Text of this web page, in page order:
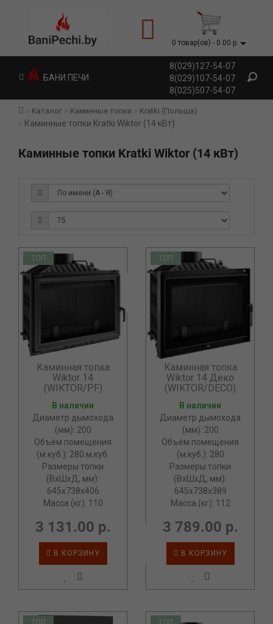
0 товар(ов) - 0.00 р.
8(029)127-54-07
8(029)107-54-07
8(025)507-54-07
БАНИ ПЕЧИ
Каталог Каминные топки Kratki (Польша)
Каминные топки Kratki Wiktor (14 кВт)
Каминные топки Kratki Wiktor (14 кВт)
ТОП
Каминная топка
Wiktor 14
(WIKTOR/PF)
В наличии
Диаметр дымохода
(мм): 200
Объём помещения
(м.куб.): 280 м.куб.
Размеры топки
(ВxШxД, мм):
645x738x406
Масса (кг): 110
3 131.00 р.
В КОРЗИНУ
ТОП
Каминная топка
Wiktor 14 Деко
(WIKTOR/DECO)
В наличии
Диаметр дымохода
(мм): 200
Объём помещения
(м.куб.): 280
Размеры топки
(ВxШxД, мм):
645x738x389
Масса (кг): 112
3 789.00 р.
В КОРЗИНУ
ТОП ТОП